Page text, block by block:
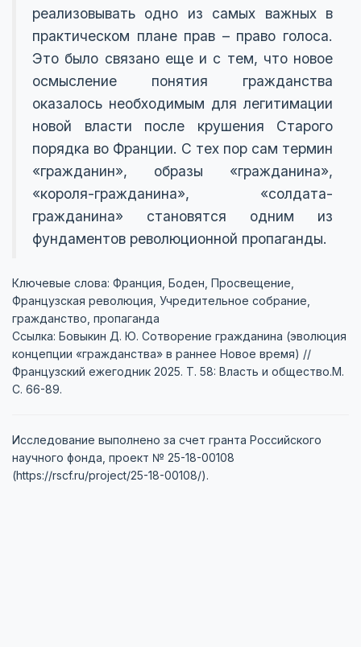
реализовывать одно из самых важных в
практическом плане прав – право голоса.
Это было связано еще и с тем, что новое
осмысление понятия гражданства
оказалось необходимым для легитимации
новой власти после крушения Старого
порядка во Франции. С тех пор сам термин
«гражданин», образы «гражданина»,
«короля-гражданина», «солдата-
гражданина» становятся одним из
фундаментов революционной пропаганды.
Ключевые слова: Франция, Боден, Просвещение,
Французская революция, Учредительное собрание,
гражданство, пропаганда
Ссылка: Бовыкин Д. Ю. Сотворение гражданина (эволюция
концепции «гражданства» в раннее Новое время) //
Французский ежегодник 2025. Т. 58: Власть и общество.М.
C. 66-89.
Исследование выполнено за счет гранта Российского
научного фонда, проект № 25-18-00108
(https://rscf.ru/project/25-18-00108/).